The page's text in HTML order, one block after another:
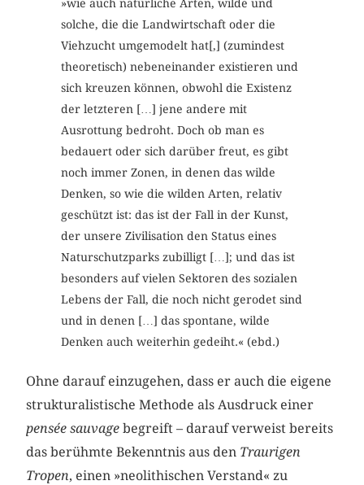
»wie auch natürliche Arten, wilde und
solche, die die Landwirtschaft oder die
Viehzucht umgemodelt hat[,] (zumindest
theoretisch) nebeneinander existieren und
sich kreuzen können, obwohl die Existenz
der letzteren […] jene andere mit
Ausrottung bedroht. Doch ob man es
bedauert oder sich darüber freut, es gibt
noch immer Zonen, in denen das wilde
Denken, so wie die wilden Arten, relativ
geschützt ist: das ist der Fall in der Kunst,
der unsere Zivilisation den Status eines
Naturschutzparks zubilligt […]; und das ist
besonders auf vielen Sektoren des sozialen
Lebens der Fall, die noch nicht gerodet sind
und in denen […] das spontane, wilde
Denken auch weiterhin gedeiht.« (ebd.)
Ohne darauf einzugehen, dass er auch die eigene
strukturalistische Methode als Ausdruck einer
pensée sauvage begreift – darauf verweist bereits
das berühmte Bekenntnis aus den Traurigen
Tropen, einen »neolithischen Verstand« zu